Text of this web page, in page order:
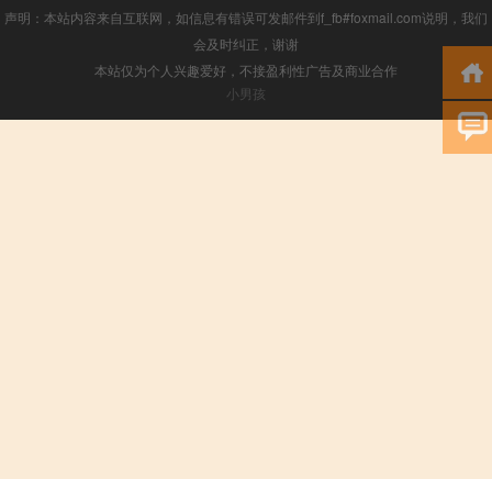
声明：本站内容来自互联网，如信息有错误可发邮件到f_fb#foxmail.com说明，我们
会及时纠正，谢谢
本站仅为个人兴趣爱好，不接盈利性广告及商业合作
小男孩